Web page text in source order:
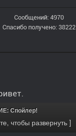
Сообщений: 4970
Спасибо получено: 38222
Спойлер!